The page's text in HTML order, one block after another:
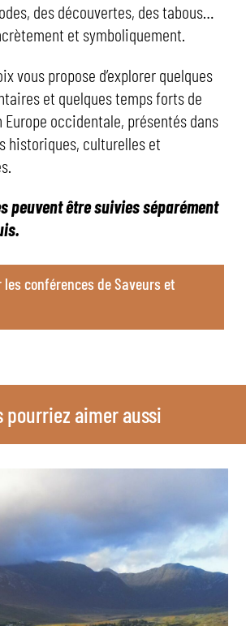
des découvertes, des tabous…
et symboliquement.
vous propose d’explorer quelques
et quelques temps forts de
Europe occidentale, présentés dans
historiques, culturelles et
peuvent être suivies séparément
conférences de Saveurs et
pourriez aimer aussi